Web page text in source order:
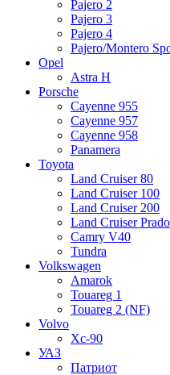
Pajero 2
Pajero 3
Pajero 4
Pajero/Montero
Opel
Astra H
Porsche
Cayenne 955
Cayenne 957
Cayenne 958
Panamera
Toyota
Land Cruiser 80
Land Cruiser 100
Land Cruiser 200
Land Cruiser
Camry V40
Tundra
Volkswagen
Amarok
Touareg 1
Touareg 2 (NF)
Volvo
Xc-90
УАЗ
Патриот